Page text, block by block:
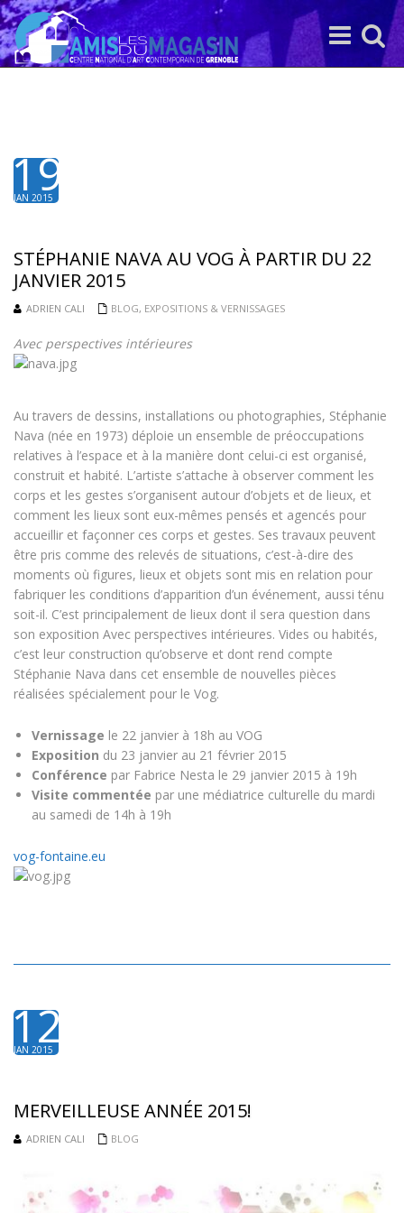
Toggle
search
Toggle
navigation
19
JAN 2015
STÉPHANIE NAVA AU VOG À PARTIR DU 22
JANVIER 2015
ADRIEN CALI BLOG, EXPOSITIONS & VERNISSAGES
Avec perspectives intérieures
Au travers de dessins, installations ou photographies, Stéphanie
Nava (née en 1973) déploie un ensemble de préoccupations
relatives à l’espace et à la manière dont celui-ci est organisé,
construit et habité. L’artiste s’attache à observer comment les
corps et les gestes s’organisent autour d’objets et de lieux, et
comment les lieux sont eux-mêmes pensés et agencés pour
accueillir et façonner ces corps et gestes. Ses travaux peuvent
être pris comme des relevés de situations, c’est-à-dire des
moments où figures, lieux et objets sont mis en relation pour
fabriquer les conditions d’apparition d’un événement, aussi ténu
soit-il. C’est principalement de lieux dont il sera question dans
son exposition Avec perspectives intérieures. Vides ou habités,
c’est leur construction qu’observe et dont rend compte
Stéphanie Nava dans cet ensemble de nouvelles pièces
réalisées spécialement pour le Vog.
Vernissage le 22 janvier à 18h au VOG
Exposition du 23 janvier au 21 février 2015
Conférence par Fabrice Nesta le 29 janvier 2015 à 19h
Visite commentée par une médiatrice culturelle du mardi
au samedi de 14h à 19h
vog-fontaine.eu
12
JAN 2015
MERVEILLEUSE ANNÉE 2015!
ADRIEN CALI BLOG